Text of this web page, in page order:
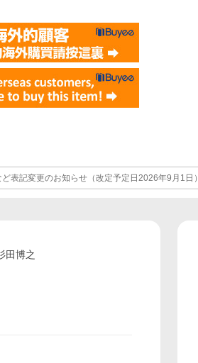
ど表記変更のお知らせ（改定予定日2026年9月1日）
田博之